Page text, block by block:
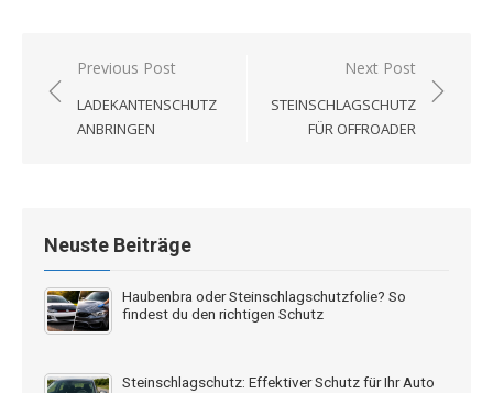
Beitragsnavigation
Previous Post
LADEKANTENSCHUTZ
ANBRINGEN
Next Post
STEINSCHLAGSCHUTZ
FÜR OFFROADER
Neuste Beiträge
Haubenbra oder Steinschlagschutzfolie? So
findest du den richtigen Schutz
Steinschlagschutz: Effektiver Schutz für Ihr Auto